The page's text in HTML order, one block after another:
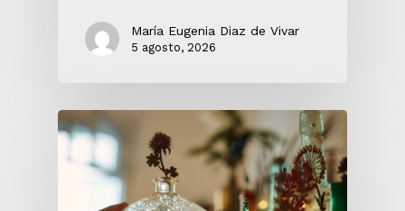
María Eugenia Diaz de Vivar
5 agosto, 2026